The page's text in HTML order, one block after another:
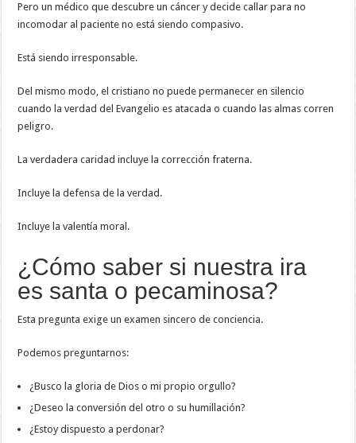
Pero un médico que descubre un cáncer y decide callar para no
incomodar al paciente no está siendo compasivo.
Está siendo irresponsable.
Del mismo modo, el cristiano no puede permanecer en silencio
cuando la verdad del Evangelio es atacada o cuando las almas corren
peligro.
La verdadera caridad incluye la corrección fraterna.
Incluye la defensa de la verdad.
Incluye la valentía moral.
¿Cómo saber si nuestra ira
es santa o pecaminosa?
Esta pregunta exige un examen sincero de conciencia.
Podemos preguntarnos:
¿Busco la gloria de Dios o mi propio orgullo?
¿Deseo la conversión del otro o su humillación?
¿Estoy dispuesto a perdonar?